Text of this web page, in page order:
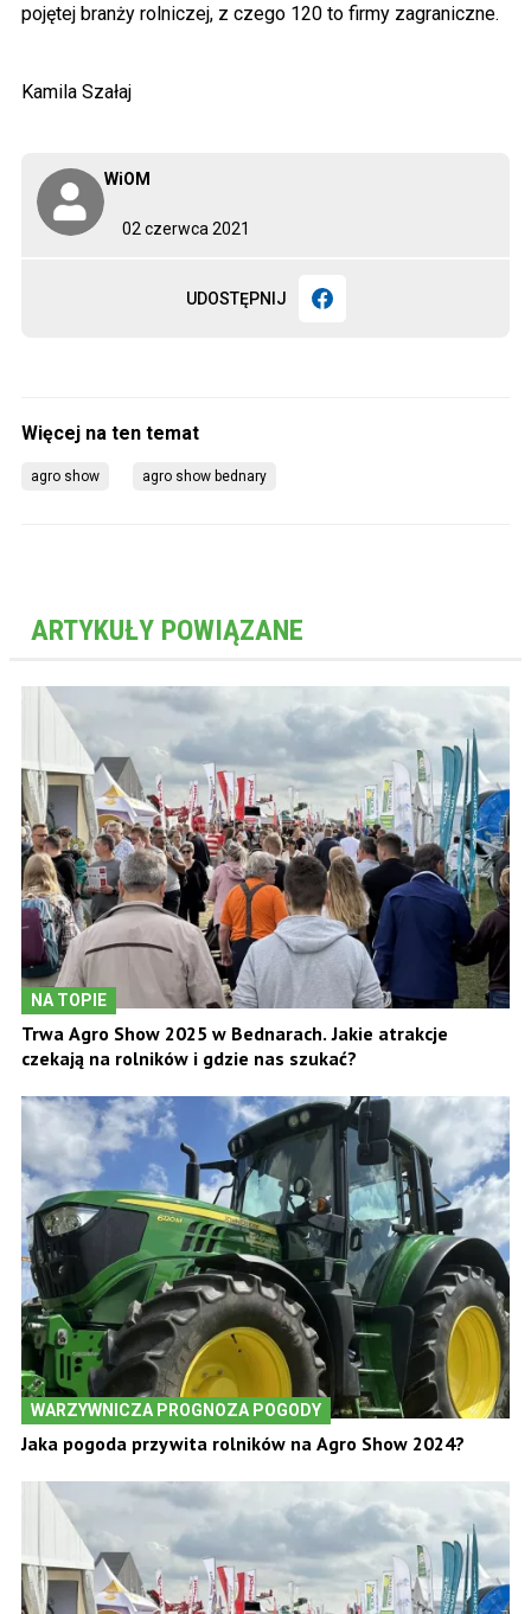
02 czerwca 2021
WiOM
UDOSTĘPNIJ
pojętej branży rolniczej, z czego 120 to firmy zagraniczne.
Kamila Szałaj
agro show agro show bednary
ARTYKUŁY POWIĄZANE
NA TOPIE
Trwa Agro Show 2025 w Bednarach. Jakie atrakcje
czekają na rolników i gdzie nas szukać?
WARZYWNICZA PROGNOZA POGODY
Jaka pogoda przywita rolników na Agro Show 2024?